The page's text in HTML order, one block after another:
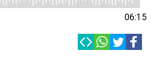
06:15